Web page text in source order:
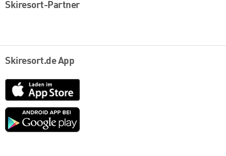
Skiresort-Partner
Skiresort.de App
App
Store
Google